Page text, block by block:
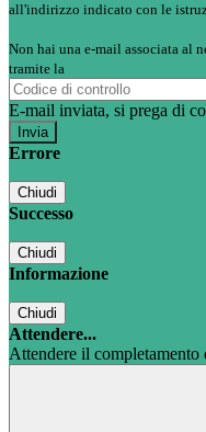
all'indirizzo indicato con le
Non hai una e-mail associata al
tramite la
E-mail inviata, si prega di
Errore
Chiudi
Successo
Chiudi
Informazione
Chiudi
Attendere...
Attendere il completamento